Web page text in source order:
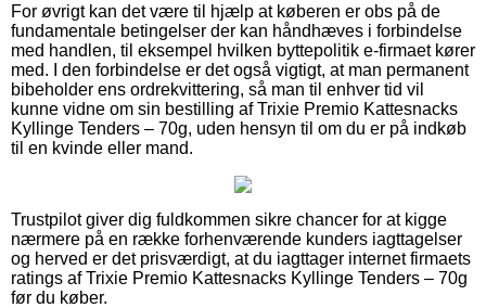
For øvrigt kan det være til hjælp at køberen er obs på de
fundamentale betingelser der kan håndhæves i forbindelse
med handlen, til eksempel hvilken byttepolitik e-firmaet kører
med. I den forbindelse er det også vigtigt, at man permanent
bibeholder ens ordrekvittering, så man til enhver tid vil
kunne vidne om sin bestilling af Trixie Premio Kattesnacks
Kyllinge Tenders – 70g, uden hensyn til om du er på indkøb
til en kvinde eller mand.
Trustpilot giver dig fuldkommen sikre chancer for at kigge
nærmere på en række forhenværende kunders iagttagelser
og herved er det prisværdigt, at du iagttager internet firmaets
ratings af Trixie Premio Kattesnacks Kyllinge Tenders – 70g
før du køber.